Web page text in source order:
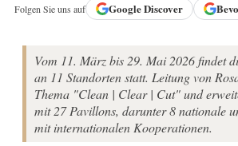
Folgen Sie uns auf GoogleDiscover
Vom 11. März bis 29. Mai 2026 findet
an 11 Standorten statt. Leitung von
Thema "Clean | Clear | Cut" und
mit 27 Pavillons, darunter 8 nationale
mit internationalen Kooperationen.